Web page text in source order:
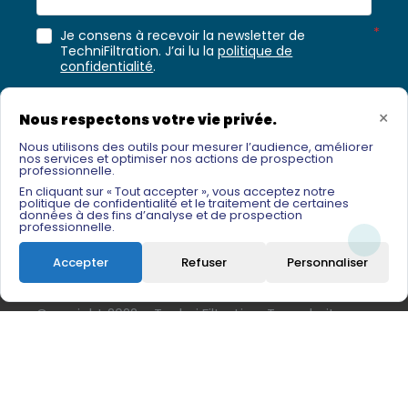
Je consens à recevoir la newsletter de
TechniFiltration. J’ai lu lapolitique de
confidentialité.
M'Inscrire
Copyright 2022 – Techni Filtration. Tous droits
Nous respectons votre vie privée. ×
Nous utilisons des outils pour mesurer l’audience, améliorer
nos services et optimiser nos actions de prospection
professionnelle.
En cliquant sur « Tout accepter », vous acceptez notre
politique de confidentialité et le traitement de certaines
données à des fins d’analyse et de prospection
professionnelle.
Accepter Refuser Personnaliser